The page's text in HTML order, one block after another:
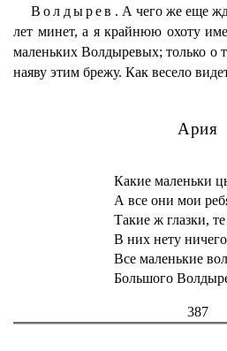
Волдырев. А чего же еще
лет минет, а я крайнюю охоту
маленьких Волдыревых; только о
наяву этим брежу. Как весело
Ария
Какие маленьки
А все они мои
Такие ж глазки,
В них нету
Все маленькие
Большого
387